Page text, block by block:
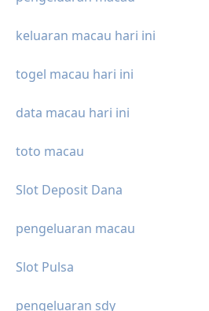
keluaran macau hari ini
togel macau hari ini
data macau hari ini
toto macau
Slot Deposit Dana
pengeluaran macau
Slot Pulsa
pengeluaran sdy